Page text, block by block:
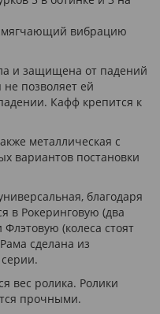
вибрацию
и защищена от падений
позволяет ей
Кафф крепится к
металлическая с
вариантов постановки
благодаря
в Рокеринговую (два
(колеса стоят
сделана из
вес ролика. Ролики
прочными.